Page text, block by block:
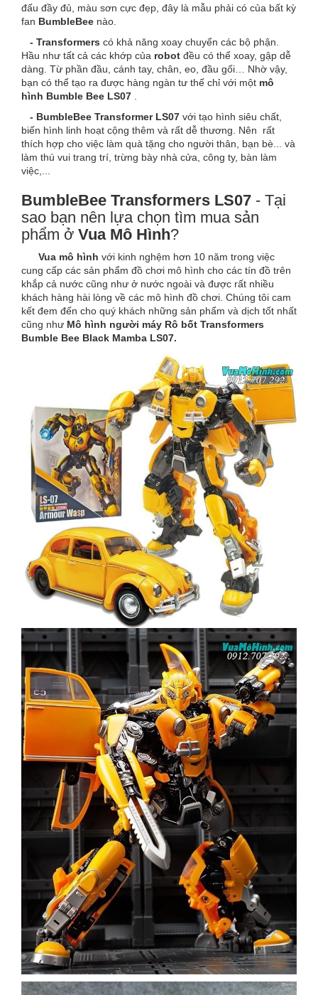
đấu đầy đủ, màu sơn cực đẹp, đây là mẫu phải có của bất kỳ
fan BumbleBee nào.
- Transformers có khả năng xoay chuyển các bộ phận.
Hầu như tất cả các khớp của robot đều có thể xoay, gập dễ
dàng. Từ phần đầu, cánh tay, chân, eo, đầu gối… Nhờ vậy,
bạn có thể tạo ra được hàng ngàn tư thế chỉ với một mô
hình Bumble Bee LS07 .
- BumbleBee Transformer LS07 với tạo hình siêu chất,
biến hình linh hoạt cộng thêm và rất dễ thương. Nên
rất
thích hợp cho việc làm quà tặng cho người thân, bạn bè... và
làm thú vui trang trí, trừng bày nhà cửa, công ty, bàn làm
việc,...
BumbleBee Transformers LS07 - Tại
sao bạn nên lựa chọn tìm mua sản
phẩm ở Vua Mô Hình?
Vua mô hình với kinh nghệm hơn 10 năm trong việc
cung cấp các sản phẩm đồ chơi mô hình cho các tín đồ trên
khắp cả nước cũng như ở nước ngoài và được rất nhiều
khách hàng hài lòng về các mô hình đồ chơi. Chúng tôi cam
kết đem đến cho quý khách những sản phẩm và dịch tốt nhất
cũng như Mô hình người máy Rô bốt Transformers
Bumble Bee Black Mamba LS07.